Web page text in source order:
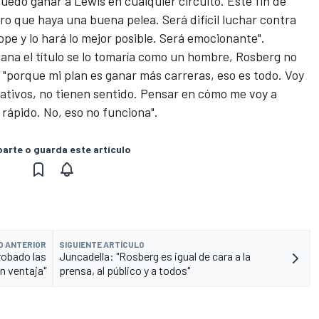
que haya una buena pelea. Será difícil luchar contra
y lo hará lo mejor posible. Será emocionante".
el título se lo tomaría como un hombre, Rosberg no
mi plan es ganar más carreras, eso es todo. Voy
no tienen sentido. Pensar en cómo me voy a
No, eso no funciona".
o guarda este artículo
ANTERIOR
las
ventaja"
SIGUIENTE ARTÍCULO
Juncadella: "Rosberg es igual de cara a la
prensa, al público y a todos"